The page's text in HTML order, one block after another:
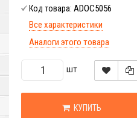
Код товара: ADOC5056
Все характеристики
Аналоги этого товара
шт
КУПИТЬ